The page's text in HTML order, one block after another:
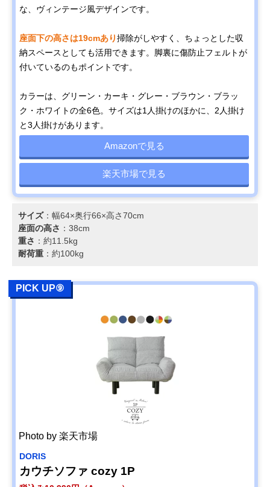
な、ヴィンテージ風デザインです。
座面下の高さは19cmあり掃除がしやすく、ちょっとした収
納スペースとしても活用できます。脚裏に傷防止フェルトが
付いているのもポイントです。
カラーは、グリーン・カーキ・グレー・ブラウン・ブラッ
ク・ホワイトの全6色。サイズは1人掛けのほかに、2人掛け
と3人掛けがあります。
Amazonで見る
楽天市場で見る
サイズ：幅64×奥行66×高さ70cm
座面の高さ ：38cm
重さ ：約11.5kg
耐荷重 ：約100kg
PICK UP⑨
Photo by 楽天市場
DORIS
カウチソファ cozy 1P